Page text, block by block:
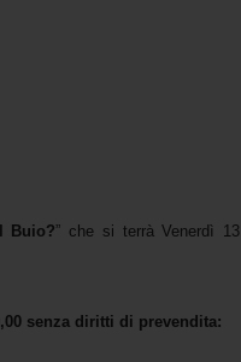
Buio?” che si terrà Venerdì 13
senza diritti di prevendita: